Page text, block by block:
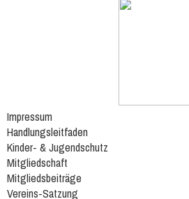
Impressum
Handlungsleitfaden
Kinder- & Jugendschutz
Mitgliedschaft
Mitgliedsbeiträge
Vereins-Satzung